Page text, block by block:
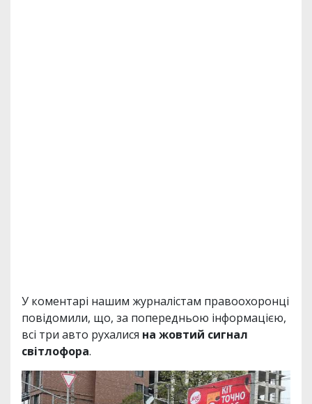
У коментарі нашим журналістам правоохоронці
повідомили, що, за попередньою інформацією,
всі три авто рухалися на жовтий сигнал
світлофора.